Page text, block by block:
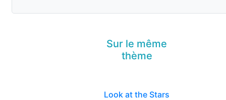
Sur le même
thème
Look at the Stars